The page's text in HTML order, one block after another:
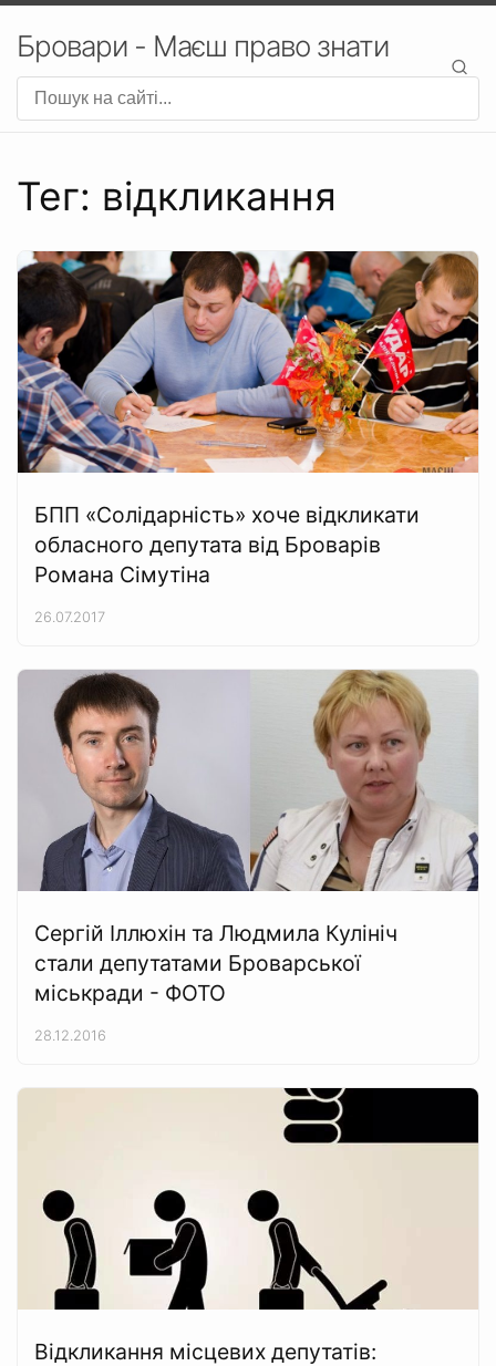
Бровари - Маєш право знати
Тег: відкликання
БПП «Солідарність» хоче відкликати
обласного депутата від Броварів
Романа Сімутіна
26.07.2017
Сергій Іллюхін та Людмила Кулініч
стали депутатами Броварської
міськради - ФОТО
28.12.2016
Відкликання місцевих депутатів: